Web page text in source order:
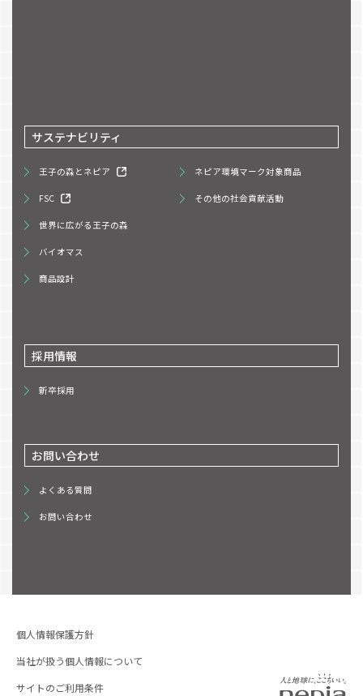
サステナビリティ
王子の森とネピア
FSC
世界に広がる王子の森
バイオマス
商品設計
ネピア環境マーク対象商品
その他の社会貢献活動
採用情報
新卒採用
お問い合わせ
よくある質問
お問い合わせ
個人情報保護方針
当社が扱う個人情報について
サイトのご利用条件